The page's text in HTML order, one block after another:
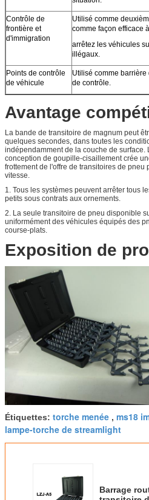
Contrôle de
frontière et
d'immigration
Utilisé comme
comme façon efficace à
arrêtez les véhicules
illégaux.
Points de contrôle
de véhicule
Utilisé comme
de contrôle.
Avantage
La bande de transitoire de magnum peut
quelques secondes, dans toutes les
indépendamment de la couche de surface.
conception de goupille-cisaillement crée
frottement de l'offre de transitoires de pneu
vitesse.
1. Tous les systèmes peuvent arrêter tous
petits sous contrats aux ornements.
2. La seule transitoire de pneu disponible
uniformément des véhicules équipés des
course-plats.
Exposition de
Étiquettes: torche menée , ms18
lampe-torche de streamlight
Barrage